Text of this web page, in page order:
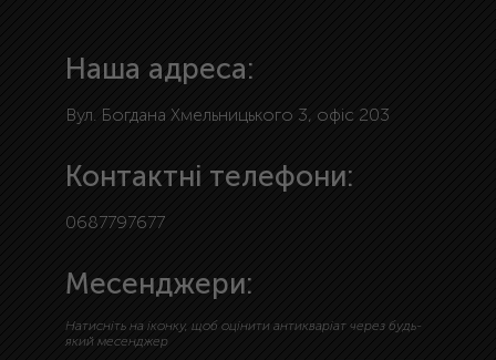
Наша адреса:
Вул. Богдана Хмельницького 3, офіс 203
Контактні телефони:
0687797677
Месенджери:
Натисніть на іконку, щоб оцінити антикваріат через будь-
який месенджер